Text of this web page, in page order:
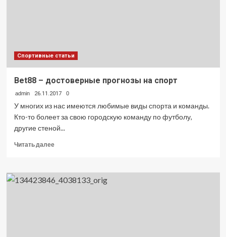
Спортивные статьи
Bet88 – достоверные прогнозы на спорт
admin 26.11.2017 0
У многих из нас имеются любимые виды спорта и команды.
Кто-то болеет за свою городскую команду по футболу,
другие стеной...
Читать далееПрочитать
Bet88
–